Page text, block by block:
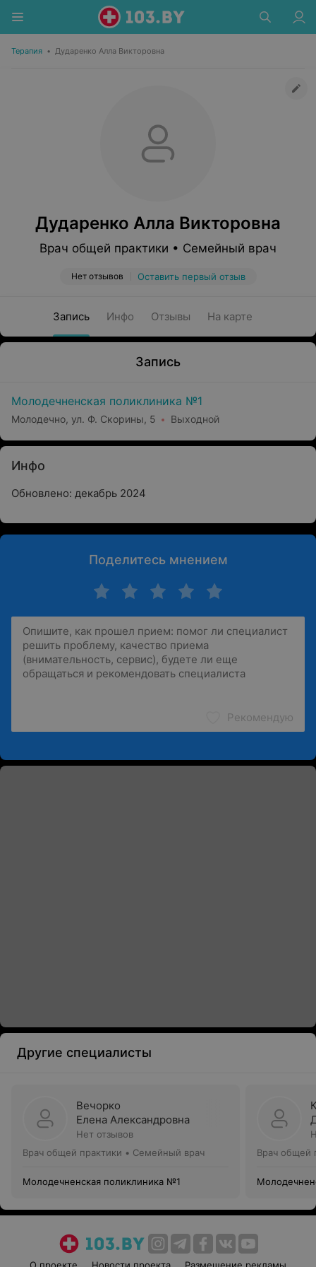
Терапия • Дударенко Алла Викторовна
Дударенко Алла Викторовна
Врач общей практики • Семейный врач
Нет отзывов Оставить первый отзыв
Запись Инфо Отзывы На карте
Запись
Молодечненская поликлиника №1
Молодечно, ул. Ф. Скорины, 5 Выходной
Инфо
Обновлено: декабрь 2024
Поделитесь мнением
Рекомендую
Другие специалисты
Вечорко
Елена Александровна
Нет отзывов
Врач общей практики • Семейный врач
Молодечненская поликлиника №1
Врач общей